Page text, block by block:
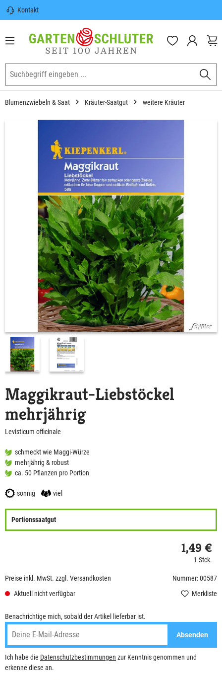
springen
Kontakt
Sicherer Versand | Versandkostenfrei
(DE) ab 100€
Garten-Schlüter Anwachsgarantie
Blumenzwiebeln & Saat Kräuter-Saatgut weitere Kräuter
Maggikraut-Liebstöckel
mehrjährig
Levisticum officinale
schmeckt wie Maggi-Würze
mehrjährig & robust
ca. 50 Pflanzen pro Portion
sonnig viel
Portionssaatgut
1,49 €
1 Stck.
Preise inkl. MwSt. zzgl. Versandkosten
Nummer: 00587
Aktuell nicht verfügbar
Merkliste
Benachrichtige mich, sobald der Artikel lieferbar ist.
Absenden
Ich habe die Datenschutzbestimmungen zur Kenntnis genommen und
erkenne diese an.